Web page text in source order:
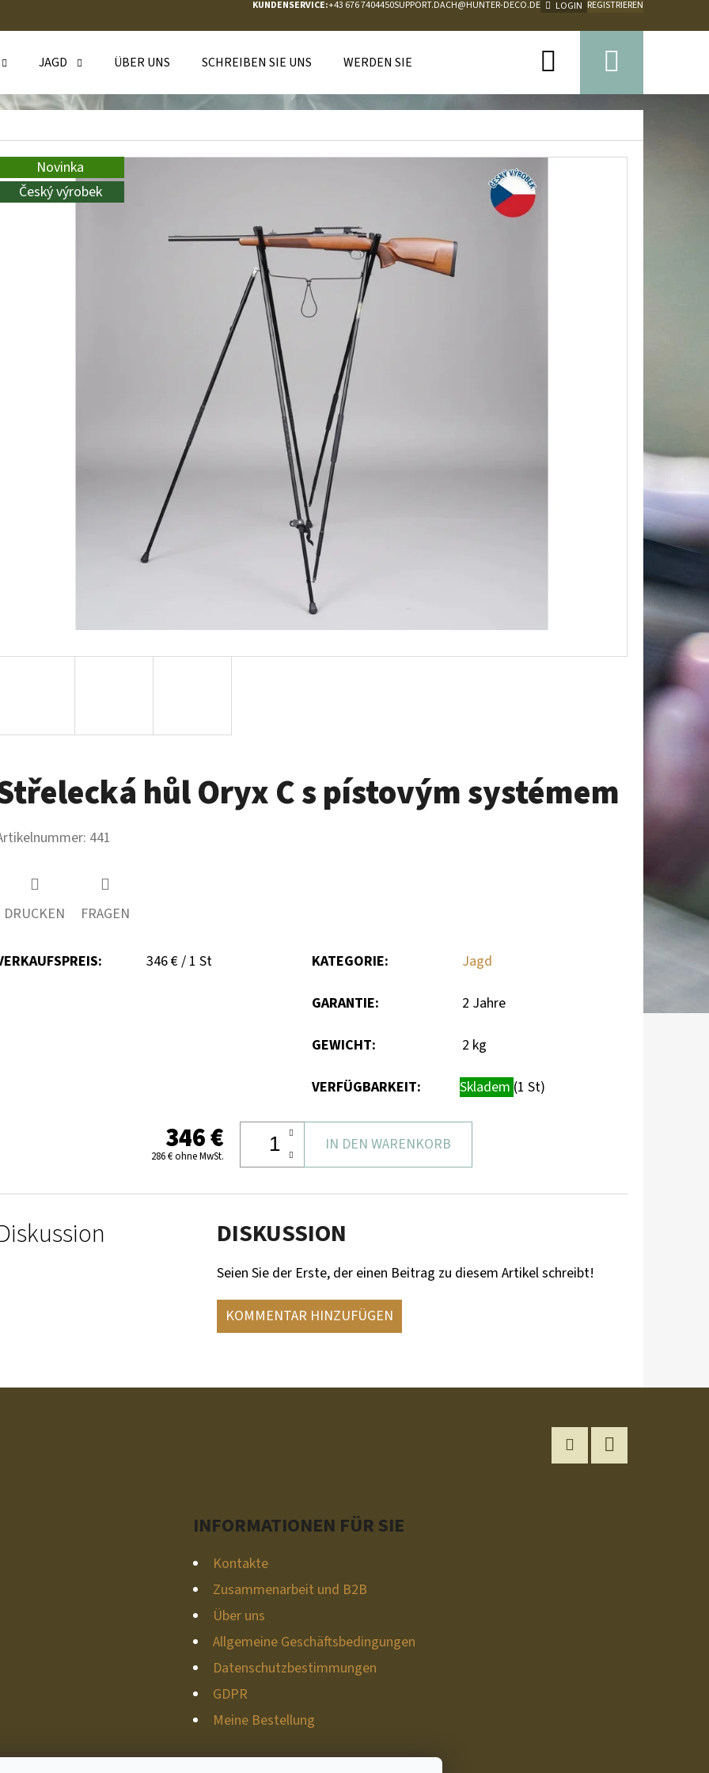
KUNDENSERVICE:+43 676 7404450SUPPORT.DACH@HUNTER-DECO.DE LOGIN REGISTRIEREN
JAGD ÜBER UNS SCHREIBEN SIE UNS WERDEN SIE UNSER GESCHÄFTSPARTNER Suchen
Novinka
Český výrobek
hůl Oryx C s pístovým systémem
441
DRUCKEN FRAGEN
Verkaufspreis:
346 € / 1 St KATEGORIE: Jagd
GARANTIE: 2 Jahre
GEWICHT: 2 kg
VERFÜGBARKEIT: Skladem (1 St)
346 €
286 € ohne MwSt.
IN DEN WARENKORB
DISKUSSION
Seien Sie der Erste, der einen Beitrag zu diesem Artikel schreibt!
KOMMENTAR HINZUFÜGEN
WAS SUCHEN SIE?
SUCHEN
WIR EMPFEHLEN
KULIČKA ZÁVĚRU ZE DŘEVA WENGE – RUČNĚ METALL TROPHÄENPLATTE REH –
PATRONENHALTER & BERGSILHOUETTE
39,60 €
INFORMATIONEN FÜR SIE
Kontakte
Zusammenarbeit und B2B
Über uns
Allgemeine Geschäftsbedingungen
Datenschutzbestimmungen
GDPR
Meine Bestellung